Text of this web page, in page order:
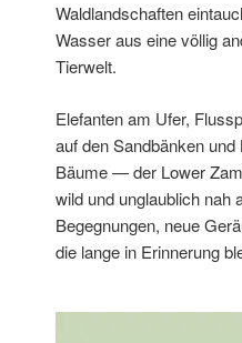
Waldlandschaften
Wasser aus eine völlig
Tierwelt.
Elefanten am Ufer,
auf den Sandbänken
Bäume — der Lower
wild und unglaublich nah
Begegnungen, neue
die lange in Erinnerung